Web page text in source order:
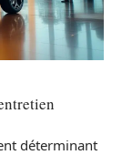
déterminant